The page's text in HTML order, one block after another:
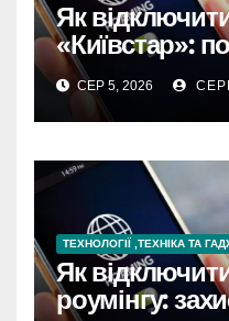
Як
«Київстар»:
2026 рік
СЕР 5, 2026
ТЕХНОЛОГІЇ ,ТЕХНІКА ТА
Як
роумінгу: